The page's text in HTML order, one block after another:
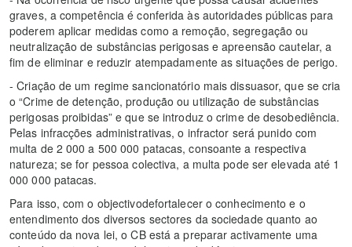
graves, a competência é conferida às autoridades públicas para
poderem aplicar medidas como a remoção, segregação ou
neutralização de substâncias perigosas e apreensão cautelar, a
fim de eliminar e reduzir atempadamente as situações de perigo.
- Criação de um regime sancionatório mais dissuasor, que se cria
o “Crime de detenção, produção ou utilização de substâncias
perigosas proibidas” e que se introduz o crime de desobediência.
Pelas infracções administrativas, o infractor será punido com
multa de 2 000 a 500 000 patacas, consoante a respectiva
natureza; se for pessoa colectiva, a multa pode ser elevada até 1
000 000 patacas.
Para isso, com o objectivodefortalecer o conhecimento e o
entendimento dos diversos sectores da sociedade quanto ao
conteúdo da nova lei, o CB está a preparar activamente uma